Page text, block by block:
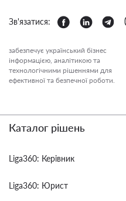
Зв'язатися:
забезпечує український бізнес
інформацією, аналітикою та
технологічними рішеннями для
ефективної та безпечної роботи.
Каталог рішень
Liga360: Керівник
Liga360: Юрист